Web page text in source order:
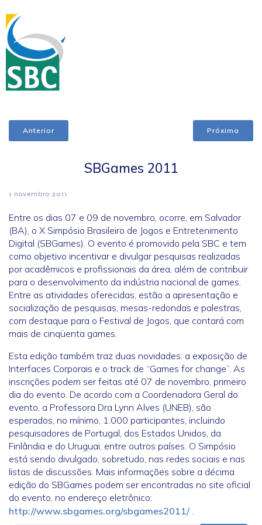
Anterior Próxima
SBGames 2011
1 novembro 2011
Entre os dias 07 e 09 de novembro, ocorre, em Salvador
(BA), o X Simpósio Brasileiro de Jogos e Entretenimento
Digital (SBGames). O evento é promovido pela SBC e tem
como objetivo incentivar e divulgar pesquisas realizadas
por acadêmicos e profissionais da área, além de contribuir
para o desenvolvimento da indústria nacional de games.
Entre as atividades oferecidas, estão a apresentação e
socialização de pesquisas, mesas-redondas e palestras,
com destaque para o Festival de Jogos, que contará com
mais de cinqüenta games.
Esta edição também traz duas novidades: a exposição de
Interfaces Corporais e o track de “Games for change”. As
inscrições podem ser feitas até 07 de novembro, primeiro
dia do evento. De acordo com a Coordenadora Geral do
evento, a Professora Dra Lynn Alves (UNEB), são
esperados, no mínimo, 1.000 participantes, incluindo
pesquisadores de Portugal, dos Estados Unidos, da
Finlândia e do Uruguai, entre outros países. O Simpósio
está sendo divulgado, sobretudo, nas redes sociais e nas
listas de discussões. Mais informações sobre a décima
edição do SBGames podem ser encontradas no site oficial
do evento, no endereço eletrônico:
http://www.sbgames.org/sbgames2011/ .